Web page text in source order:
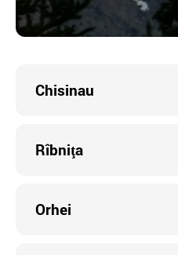
Chisinau
Rîbniţa
Orhei